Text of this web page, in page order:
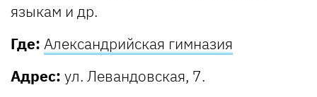
языкам и др.
Где: Александрийская гимназия
Адрес: ул. Левандовская, 7.